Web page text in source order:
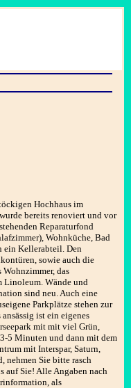
Hochhaus im
bereits renoviert und vor
Reparaturfond
Wohnküche, Bad
ein Kellerabteil. Den
sowie auch die
das
Linoleum. Wände und
sind neu. Auch eine
Parkplätze stehen zur
ist ein eigenes
mit mit viel Grün,
5 Minuten und dann mit dem
mit Interspar, Saturn,
nehmen Sie bitte rasch
auf Sie! Alle Angaben nach
als